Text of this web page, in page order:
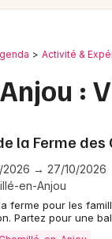
Activité &
:
la Ferme
2026 → 27/10/2026
en-Anjou
ferme pour les
Partez pour une